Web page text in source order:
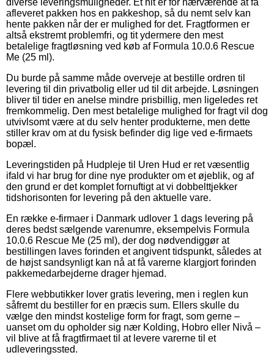
afleveret pakken hos en pakkeshop, så du nemt selv kan
hente pakken når der er mulighed for det. Fragtformen er
altså ekstremt problemfri, og tit ydermere den mest
betalelige fragtløsning ved køb af Formula 10.0.6 Rescue
Me (25 ml).
Du burde på samme måde overveje at bestille ordren til
levering til din privatbolig eller ud til dit arbejde. Løsningen
bliver til tider en anelse mindre prisbillig, men ligeledes ret
fremkommelig. Den mest betalelige mulighed for fragt vil dog
utvivlsomt være at du selv henter produkterne, men dette
stiller krav om at du fysisk befinder dig lige ved e-firmaets
bopæl.
Leveringstiden på Hudpleje til Uren Hud er ret væsentlig
ifald vi har brug for dine nye produkter om et øjeblik, og af
den grund er det komplet fornuftigt at vi dobbelttjekker
tidshorisonten for levering på den aktuelle vare.
En række e-firmaer i Danmark udlover 1 dags levering på
deres bedst sælgende varenumre, eksempelvis Formula
10.0.6 Rescue Me (25 ml), der dog nødvendiggør at
bestillingen laves forinden et angivent tidspunkt, således at
de højst sandsynligt kan nå at få varerne klargjort forinden
pakkemedarbejderne drager hjemad.
Flere webbutikker lover gratis levering, men i reglen kun
såfremt du bestiller for en præcis sum. Ellers skulle du
vælge den mindst kostelige form for fragt, som gerne –
uanset om du opholder sig nær Kolding, Hobro eller Nivå –
vil blive at få fragtfirmaet til at levere varerne til et
udleveringssted.